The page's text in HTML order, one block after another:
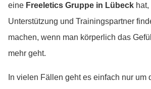
eine Freeletics Gruppe in Lübeck
Unterstützung und Trainingspartner
machen, wenn man körperlich das
mehr geht.
In vielen Fällen geht es einfach nur um